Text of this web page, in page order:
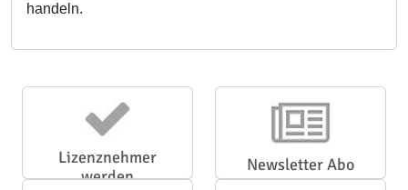
handeln.
Lizenznehmer
werden
Newsletter Abo